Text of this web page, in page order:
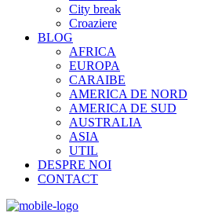
City break
Croaziere
BLOG
AFRICA
EUROPA
CARAIBE
AMERICA DE NORD
AMERICA DE SUD
AUSTRALIA
ASIA
UTIL
DESPRE NOI
CONTACT